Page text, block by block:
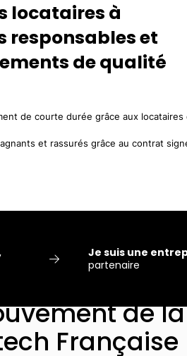
locataires à
responsables et
de qualité
de courte durée grâce aux locataires
et rassurés grâce au contrat
Je suis une
partenaire
de la
Française